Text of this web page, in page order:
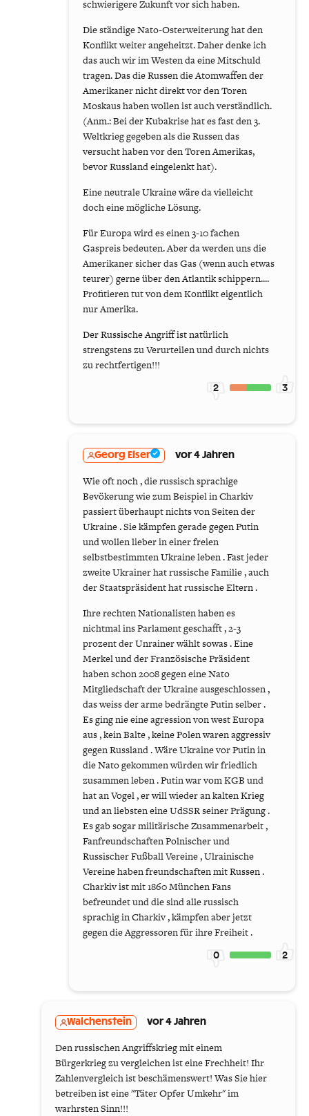
schwierigere Zukunft vor sich haben.
Die ständige Nato-Osterweiterung hat den
Konflikt weiter angeheitzt. Daher denke ich
das auch wir im Westen da eine Mitschuld
tragen. Das die Russen die Atomwaffen der
Amerikaner nicht direkt vor den Toren
Moskaus haben wollen ist auch verständlich.
(Anm.: Bei der Kubakrise hat es fast den 3.
Weltkrieg gegeben als die Russen das
versucht haben vor den Toren Amerikas,
bevor Russland eingelenkt hat).
Eine neutrale Ukraine wäre da vielleicht
doch eine mögliche Lösung.
Für Europa wird es einen 3-10 fachen
Gaspreis bedeuten. Aber da werden uns die
Amerikaner sicher das Gas (wenn auch etwas
teurer) gerne über den Atlantik schippern....
Profitieren tut von dem Konflikt eigentlich
nur Amerika.
Der Russische Angriff ist natürlich
strengstens zu Verurteilen und durch nichts
zu rechtfertigen!!!
2 3
Georg Elser vor 4 Jahren
Wie oft noch , die russisch sprachige
Bevökerung wie zum Beispiel in Charkiv
passiert überhaupt nichts von Seiten der
Ukraine . Sie kämpfen gerade gegen Putin
und wollen lieber in einer freien
selbstbestimmten Ukraine leben . Fast jeder
zweite Ukrainer hat russische Familie , auch
der Staatspräsident hat russische Eltern .
Ihre rechten Nationalisten haben es
nichtmal ins Parlament geschafft , 2-3
prozent der Unrainer wählt sowas . Eine
Merkel und der Französische Präsident
haben schon 2008 gegen eine Nato
Mitgliedschaft der Ukraine ausgeschlossen ,
das weiss der arme bedrängte Putin selber .
Es ging nie eine agression von west Europa
aus , kein Balte , keine Polen waren aggressiv
gegen Russland . Wäre Ukraine vor Putin in
die Nato gekommen würden wir friedlich
zusammen leben . Putin war vom KGB und
hat an Vogel , er will wieder an kalten Krieg
und an liebsten eine UdSSR seiner Prägung .
Es gab sogar militärische Zusammenarbeit ,
Fanfreundschaften Polnischer und
Russischer Fußball Vereine , Ulrainische
Vereine haben freundschaften mit Russen .
Charkiv ist mit 1860 München Fans
befreundet und die sind alle russisch
sprachig in Charkiv , kämpfen aber jetzt
gegen die Aggressoren für ihre Freiheit .
0 2
Walchenstein vor 4 Jahren
Den russischen Angriffskrieg mit einem
Bürgerkrieg zu vergleichen ist eine Frechheit! Ihr
Zahlenvergleich ist beschämenswert! Was Sie hier
betreiben ist eine "Täter Opfer Umkehr" im
warhrsten Sinn!!!